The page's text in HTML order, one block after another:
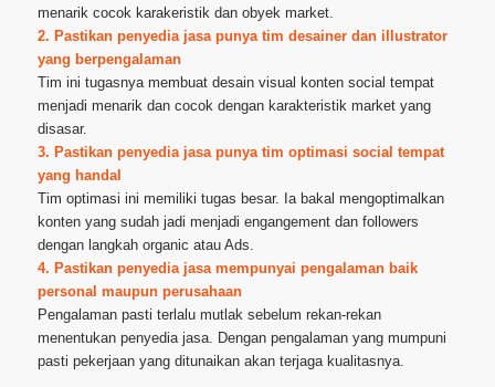
menarik cocok karakeristik dan obyek market.
2. Pastikan penyedia jasa punya tim desainer dan illustrator
yang berpengalaman
Tim ini tugasnya membuat desain visual konten social tempat
menjadi menarik dan cocok dengan karakteristik market yang
disasar.
3. Pastikan penyedia jasa punya tim optimasi social tempat
yang handal
Tim optimasi ini memiliki tugas besar. Ia bakal mengoptimalkan
konten yang sudah jadi menjadi engangement dan followers
dengan langkah organic atau Ads.
4. Pastikan penyedia jasa mempunyai pengalaman baik
personal maupun perusahaan
Pengalaman pasti terlalu mutlak sebelum rekan-rekan
menentukan penyedia jasa. Dengan pengalaman yang mumpuni
pasti pekerjaan yang ditunaikan akan terjaga kualitasnya.